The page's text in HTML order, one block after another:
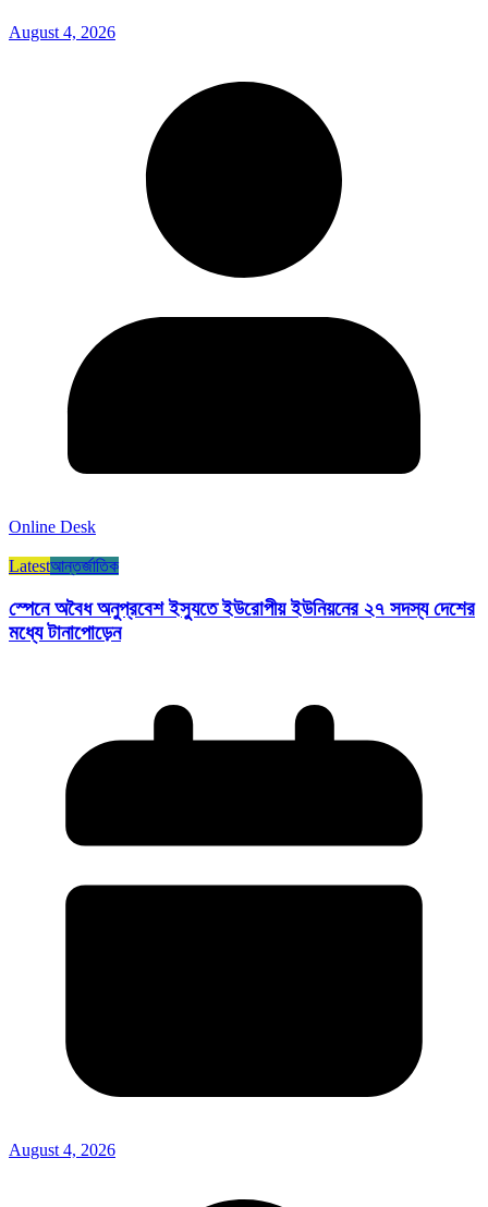
August 4, 2026
Online Desk
Latestআন্তর্জাতিক
স্পেনে অবৈধ অনুপ্রবেশ ইস্যুতে ইউরোপীয় ইউনিয়নের ২৭ সদস্য দেশের
মধ্যে টানাপোড়েন
August 4, 2026